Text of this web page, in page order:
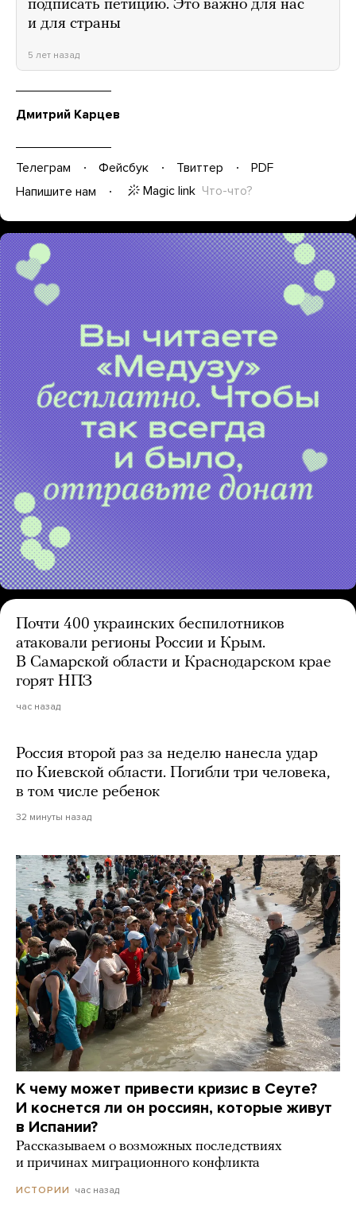
подписать петицию. Это важно для нас
и для страны
5 лет назад
Дмитрий Карцев
Телеграм Фейсбук Твиттер
PDF
Напишите нам
Magic link Что-что?
Почти 400 украинских беспилотников
атаковали регионы России и Крым.
В Самарской области и Краснодарском крае
горят НПЗ
час назад
Россия второй раз за неделю нанесла удар
по Киевской области. Погибли три человека,
в том числе ребенок
32 минуты назад
К чему может привести кризис в Сеуте?
И коснется ли он россиян, которые живут
в Испании?
Рассказываем о возможных последствиях
и причинах миграционного конфликта
ИСТОРИИ час назад